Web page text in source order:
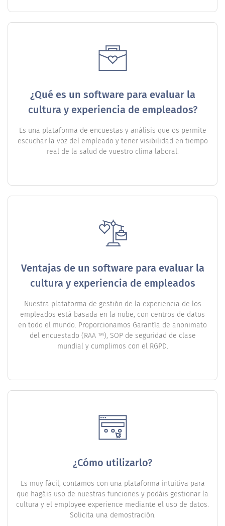
¿Qué es un software para evaluar la
cultura y experiencia de empleados?
Es una plataforma de encuestas y análisis que os permite
escuchar la voz del empleado y tener visibilidad en tiempo
real de la salud de vuestro clima laboral.
Ventajas de un software para evaluar la
cultura y experiencia de empleados
Nuestra plataforma de gestión de la experiencia de los
empleados está basada en la nube, con centros de datos
en todo el mundo. Proporcionamos Garantía de anonimato
del encuestado (RAA ™), SOP de seguridad de clase
mundial y cumplimos con el RGPD.
¿Cómo utilizarlo?
Es muy fácil, contamos con una plataforma intuitiva para
que hagáis uso de nuestras funciones y podáis gestionar la
cultura y el employee experience mediante el uso de datos.
Solicita una demostración.